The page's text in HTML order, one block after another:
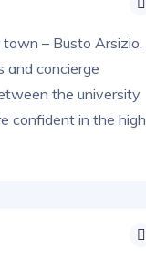
– Busto Arsizio,
and concierge
the university
confident in the high